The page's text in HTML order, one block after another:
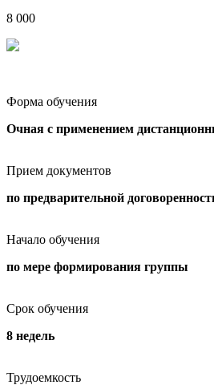
8 000
Форма обучения
Очная с применением
Прием документов
по предварительной
Начало обучения
по мере формирования группы
Срок обучения
8 недель
Трудоемкость